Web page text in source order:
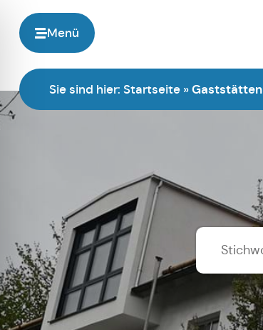
Menü
Sie sind hier: Startseite »Gaststätten